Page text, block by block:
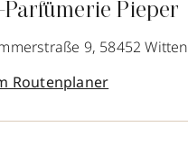
Parfümerie Pieper
9, 58452 Witten
Routenplaner